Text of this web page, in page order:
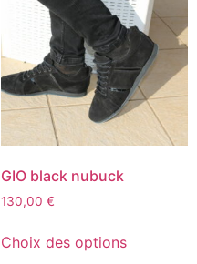
GIO black nubuck
130,00 €
Choix des options